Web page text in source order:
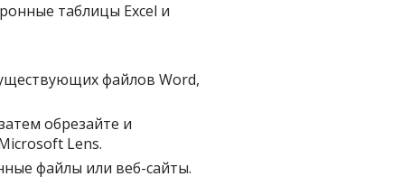
таблицы Excel и
файлов Word,
обрезайте и
Lens.
файлы или веб-сайты.